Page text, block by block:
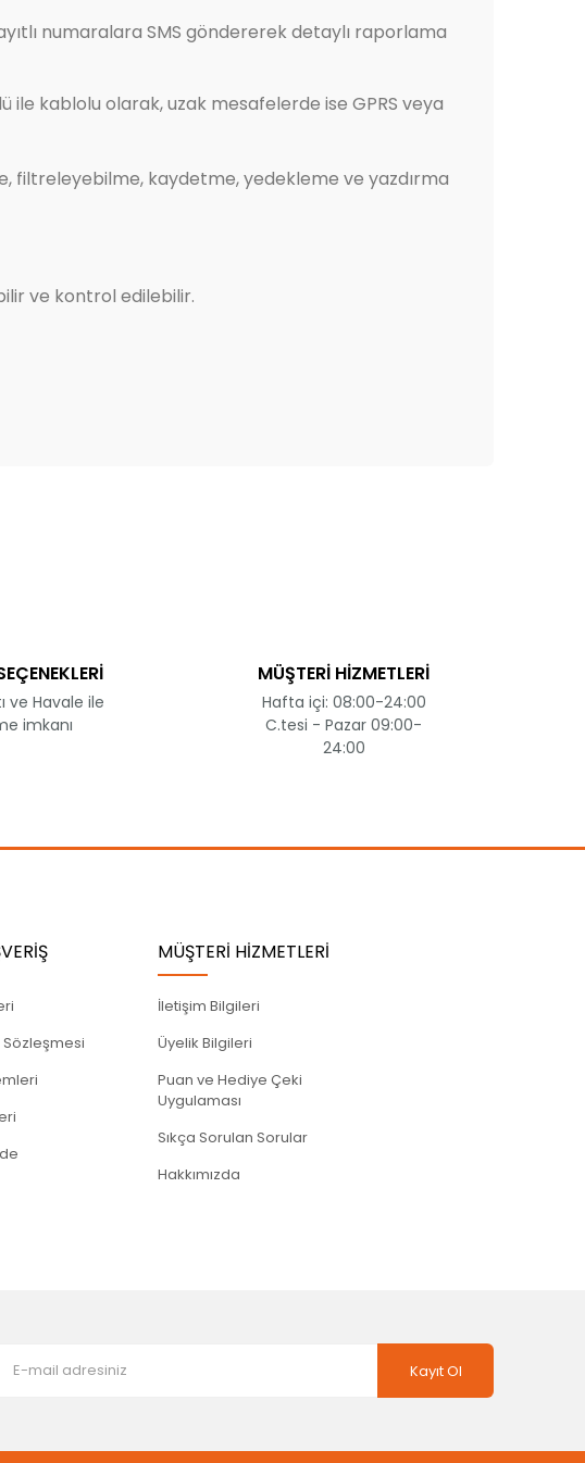
numaralara SMS göndererek detaylı raporlama
kablolu olarak, uzak mesafelerde ise GPRS veya
filtreleyebilme, kaydetme, yedekleme ve yazdırma
ve kontrol edilebilir.
ve Havale ile
imkanı
MÜŞTERİ HİZMETLERİ
Hafta içi: 08:00-24:00
C.tesi - Pazar 09:00-
24:00
Sözleşmesi
MÜŞTERİ HİZMETLERİ
İletişim Bilgileri
Üyelik Bilgileri
Puan ve Hediye Çeki
Uygulaması
Sıkça Sorulan Sorular
Hakkımızda
Kayıt Ol